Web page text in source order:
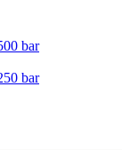
bar
bar